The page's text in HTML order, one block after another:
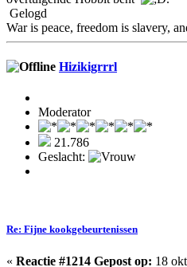
Gelogd
War is peace, freedom is slavery,
Hizikigrrrl
Moderator
21.786
Geslacht:
Re: Fijne kookgebeurtenissen
« Reactie #1214 Gepost op: 18